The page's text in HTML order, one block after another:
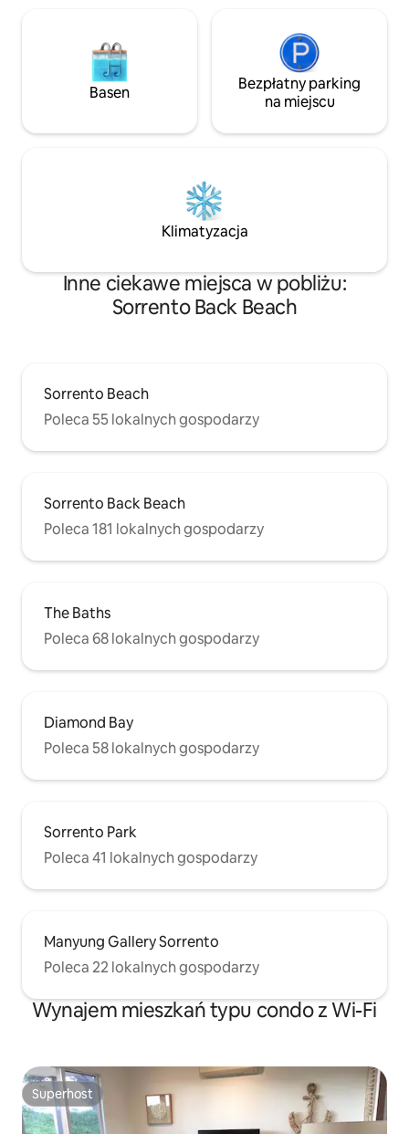
Basen
Bezpłatny parking
na miejscu
Klimatyzacja
Inne ciekawe miejsca w pobliżu:
Sorrento Back Beach
Sorrento Beach
Poleca 55 lokalnych gospodarzy
Sorrento Back Beach
Poleca 181 lokalnych gospodarzy
The Baths
Poleca 68 lokalnych gospodarzy
Diamond Bay
Poleca 58 lokalnych gospodarzy
Sorrento Park
Poleca 41 lokalnych gospodarzy
Manyung Gallery Sorrento
Poleca 22 lokalnych gospodarzy
Wynajem mieszkań typu condo z Wi-Fi
Superhost
Superhost